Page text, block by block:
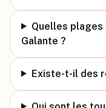
Quelles plages
Galante ?
Existe-t-il des